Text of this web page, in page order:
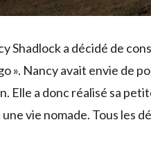
Shadlock a décidé de
». Nancy avait envie de
Elle a donc réalisé sa
vie nomade. Tous les